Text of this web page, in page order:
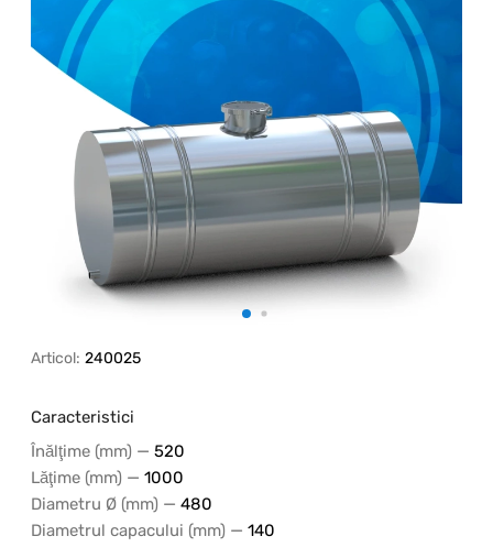
Articol: 240025
Caracteristici
Înălţime (mm) — 520
Lăţime (mm) — 1000
Diametru Ø (mm) — 480
Diametrul capacului (mm) — 140